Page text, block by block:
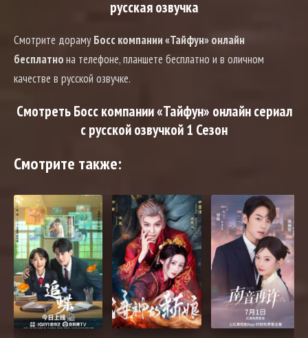
русская озвучка
Смотрите дорамуБосс компании «Тайфун» онлайн
бесплатнона телефоне, планшете бесплатно и в оличном
качестве в русской озвучке.
Смотреть Босс компании «Тайфун» онлайн сериал
с русской озвучкой 1 Сезон
Смотрите также: